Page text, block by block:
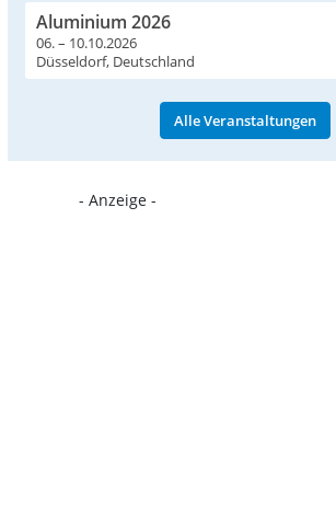
Aluminium 2026
06. – 10.10.2026
Düsseldorf, Deutschland
Alle Veranstaltungen
- Anzeige -